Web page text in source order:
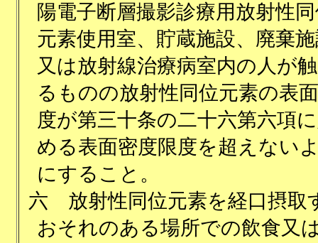
陽電子断層撮影診療用放射性
元素使用室、貯蔵施設、廃棄
又は放射線治療病室内の人が
るものの放射性同位元素の表
度が第三十条の二十六第六項
める表面密度限度を超えない
にすること。
六
放射性同位元素を経口摂取
おそれのある場所での飲食又